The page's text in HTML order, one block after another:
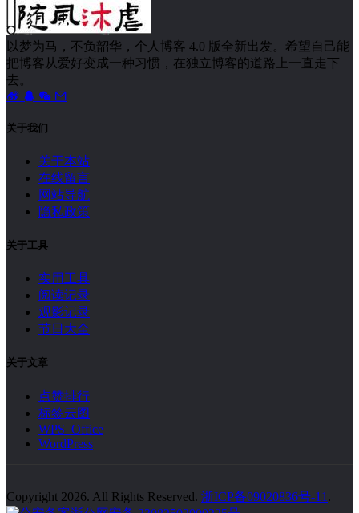
以梦为马，不负韶华，个人博客 4.0 版全新出发。希望自己能
把博客从爱好变成一种习惯，在独立博客的道路上一直走下
去。
关于我们
关于本站
在线留言
网站导航
隐私政策
关于工具
实用工具
阅读记录
观影记录
节日大全
关于文章
点赞排行
标签云图
WPS Office
WordPress
Copyright 2026. All Rights Reserved. 浙ICP备09020836号-11 .